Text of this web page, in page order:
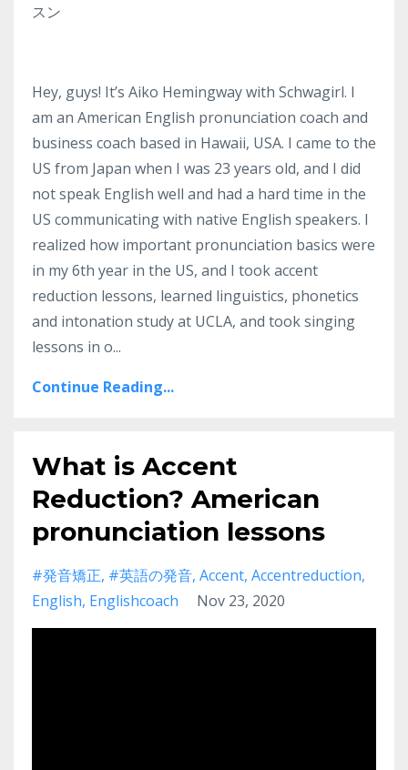
スン
Hey, guys! It’s Aiko Hemingway with Schwagirl. I
am an American English pronunciation coach and
business coach based in Hawaii, USA. I came to the
US from Japan when I was 23 years old, and I did
not speak English well and had a hard time in the
US communicating with native English speakers. I
realized how important pronunciation basics were
in my 6th year in the US, and I took accent
reduction lessons, learned linguistics, phonetics
and intonation study at UCLA, and took singing
lessons in o...
Continue Reading...
What is Accent
Reduction? American
pronunciation lessons
#発音矯正 #英語の発音 Accent Accentreduction
English Englishcoach Nov 23, 2020